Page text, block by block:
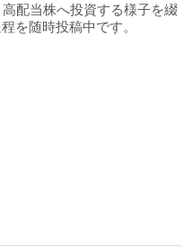
配当株へ投資する様子を綴
を随時投稿中です。